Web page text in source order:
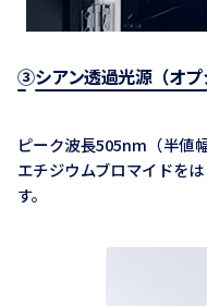
③シアン透過光源（オプ
ピーク波長505nm（半値
エチジウムブロマイドを
す。